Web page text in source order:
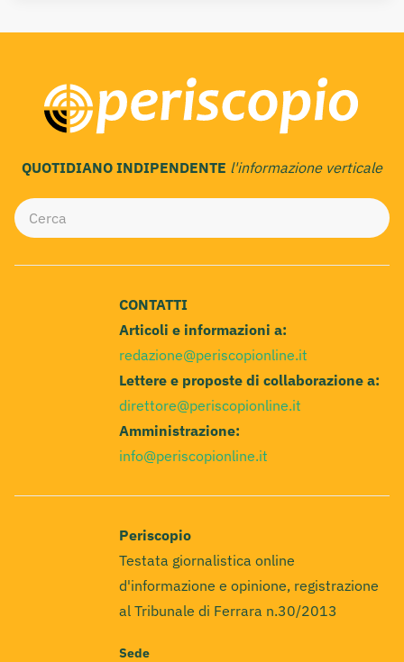
QUOTIDIANO INDIPENDENTE l'informazione verticale
CONTATTI
Articoli e informazioni a:
redazione@periscopionline.it
Lettere e proposte di collaborazione a:
direttore@periscopionline.it
Amministrazione:
info@periscopionline.it
Periscopio
Testata giornalistica online
d'informazione e opinione, registrazione
al Tribunale di Ferrara n.30/2013
Sede